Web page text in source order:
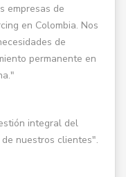
empresas de
en Colombia. Nos
de
permanente en
integral del
nuestros clientes".